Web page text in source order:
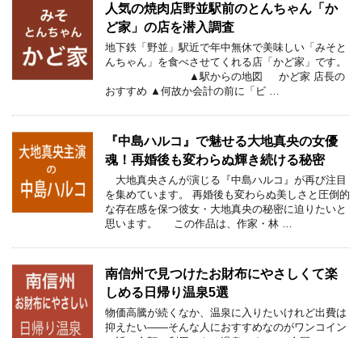
人気の焼肉店野並駅前のとんちゃん「か
ど家」の店を潜入調査
地下鉄「野並」駅近で年中無休で美味しい「みそと
んちゃん」を食べさせてくれる店「かど家」です。
▲駅からの地図 かど家 店長の
おすすめ ▲何故か会計の前に「ビ …
『中島ハルコ』で魅せる大地真央の女優
魂！再婚後も変わらぬ輝き続ける秘密
大地真央さんが演じる『中島ハルコ』が再び注目
を集めています。 再婚後も変わらぬ美しさと圧倒的
な存在感を保つ彼女・大地真央の秘密に迫りたいと
思います。 この作品は、作家・林 …
南信州で見つけたお財布にやさしくて楽
しめる日帰り温泉5選
物価高騰が続くなか、温泉に入りたいけれど出費は
抑えたい――そんな人におすすめなのがワンコイン